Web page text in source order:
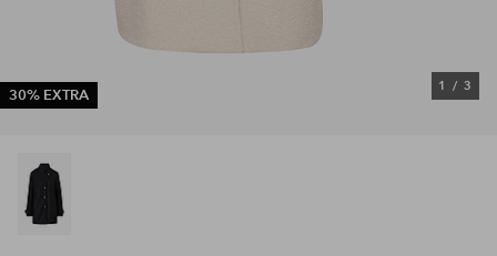
30% EXTRA
1 / 3